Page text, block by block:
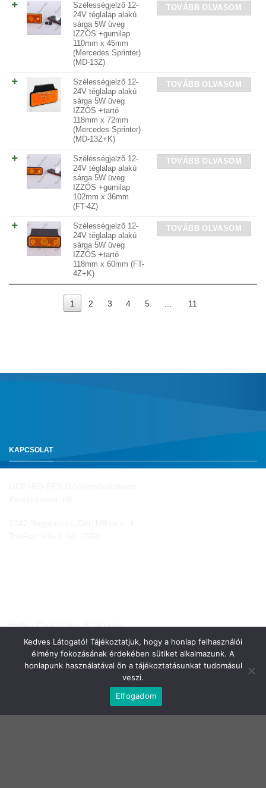
Szélességjelzõ 12-
24V téglalap alakú
sárga 5W üveg
IZZÓS +gumilap
110mm x 45mm
(Mercedes Sprinter)
(MD-13Z)
TOVÁBB OLVASOM
Szélességjelzõ 12-
24V téglalap alakú
sárga 5W üveg
IZZÓS +tartó
118mm x 72mm
(Mercedes Sprinter)
(MD-13Z+K)
TOVÁBB OLVASOM
Szélességjelzõ 12-
24V téglalap alakú
sárga 5W üveg
IZZÓS +gumilap
102mm x 36mm
(FT-4Z)
TOVÁBB OLVASOM
Szélességjelzõ 12-
24V téglalap alakú
sárga 5W üveg
IZZÓS +tartó
118mm x 60mm (FT-
4Z+K)
TOVÁBB OLVASOM
1 2 3 4 5 11
KAPCSOLAT
Hétfő - Csütörtökig: 8-16 óráig
Péntek: 8-15 óráig
Szombat és Vasárnap: zárva
Kedves Látogató! Tájékoztatjuk, hogy a honlap felhasználói
élmény fokozásának érdekében sütiket alkalmazunk. A
honlapunk használatával ön a tájékoztatásunkat tudomásul
veszi.
Elfogadom